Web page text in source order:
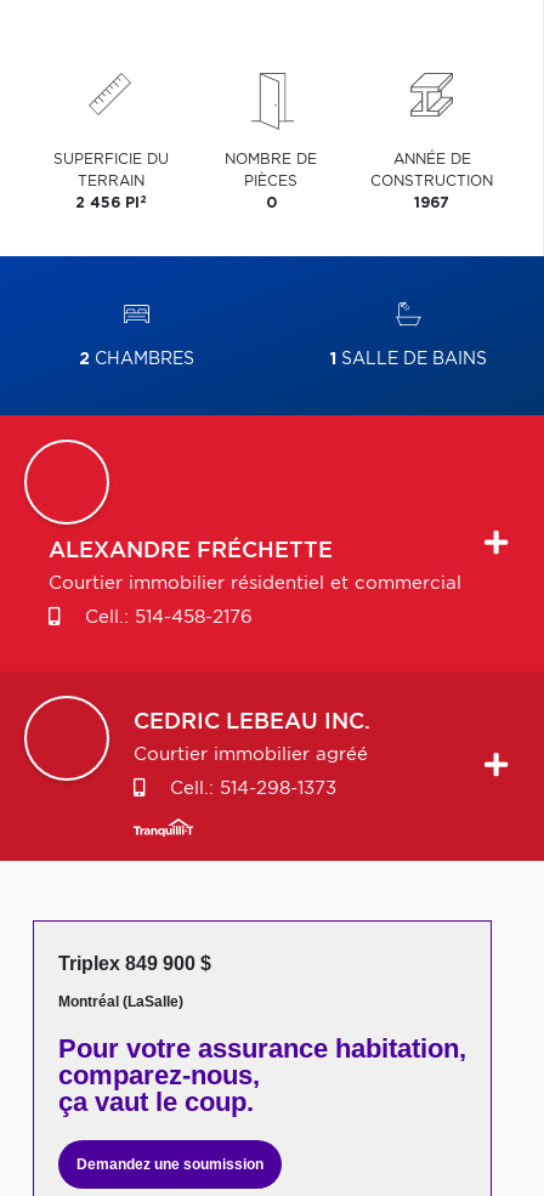
SUPERFICIE DU
TERRAIN
2 456 PI 2
NOMBRE DE
PIÈCES
0
ANNÉE DE
CONSTRUCTION
1967
2CHAMBRES 1 SALLE DE BAINS
ALEXANDRE FRÉCHETTE
Courtier immobilier résidentiel et commercial
Cell.: 514-458-2176
CEDRIC LEBEAU INC.
Courtier immobilier agréé
Cell.: 514-298-1373
Triplex 849 900 $
Montréal (LaSalle)
Pour votreassurance habitation,
comparez-nous,
ça vaut le coup.
Demandez une soumission